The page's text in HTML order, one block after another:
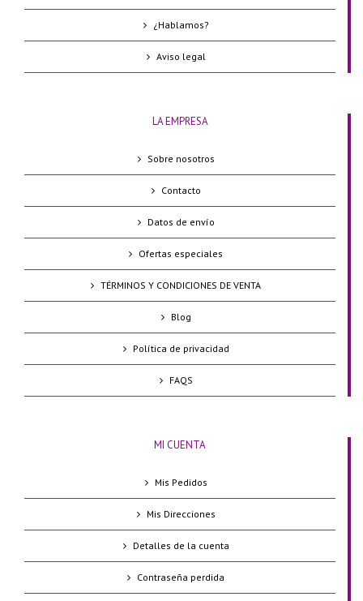
¿Hablamos?
Aviso legal
LA EMPRESA
Sobre nosotros
Contacto
Datos de envío
Ofertas especiales
TÉRMINOS Y CONDICIONES DE VENTA
Blog
Política de privacidad
FAQS
MI CUENTA
Mis Pedidos
Mis Direcciones
Detalles de la cuenta
Contraseña perdida